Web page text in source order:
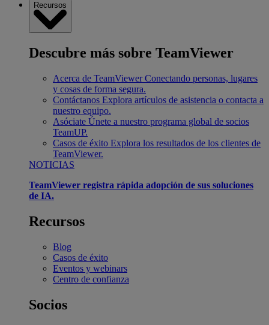
Recursos
Descubre más sobre TeamViewer
Acerca de TeamViewer Conectando personas, lugares
y cosas de forma segura.
Contáctanos Explora artículos de asistencia o contacta a
nuestro equipo.
Asóciate Únete a nuestro programa global de socios
TeamUP.
Casos de éxito Explora los resultados de los clientes de
TeamViewer.
NOTICIAS
TeamViewer registra rápida adopción de sus soluciones
de IA.
Recursos
Blog
Casos de éxito
Eventos y webinars
Centro de confianza
Socios